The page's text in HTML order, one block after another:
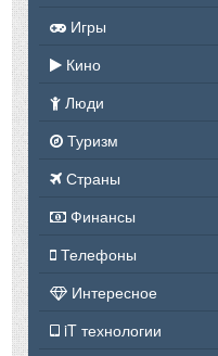
Игры
Кино
Люди
Туризм
Страны
Финансы
Телефоны
Интересное
iT технологии